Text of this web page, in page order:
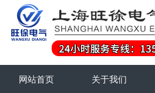
网站首页 关于我们